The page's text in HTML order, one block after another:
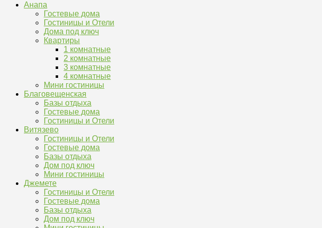
Анапа
Гостевые дома
Гостиницы и Отели
Дома под ключ
Квартиры
1 комнатные
2 комнатные
3 комнатные
4 комнатные
Мини гостиницы
Благовещенская
Базы отдыха
Гостевые дома
Гостиницы и Отели
Витязево
Гостиницы и Отели
Гостевые дома
Базы отдыха
Дом под ключ
Мини гостиницы
Джемете
Гостиницы и Отели
Гостевые дома
Базы отдыха
Дом под ключ